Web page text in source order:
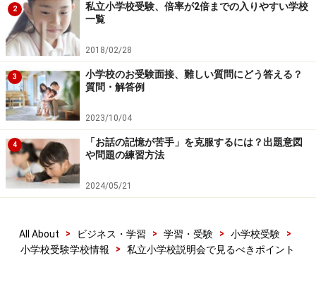
1/ 次のページへ
2
私立小学校受験、倍率が2倍までの入りやすい学校
一覧
2018/02/28
3
小学校のお受験面接、難しい質問にどう答える？
質問・解答例
2023/10/04
4
「お話の記憶が苦手」を克服するには？出題意図
や問題の練習方法
2024/05/21
All About > ビジネス・学習 > 学習・受験 > 小学校受験
>
小学校受験学校情報
> 私立小学校説明会で見るべきポイント